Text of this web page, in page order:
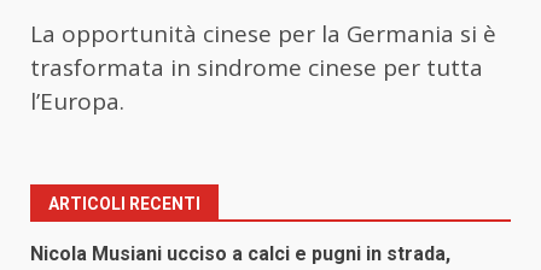
La opportunità cinese per la Germania si è
trasformata in sindrome cinese per tutta
l’Europa.
ARTICOLI RECENTI
Nicola Musiani ucciso a calci e pugni in strada,